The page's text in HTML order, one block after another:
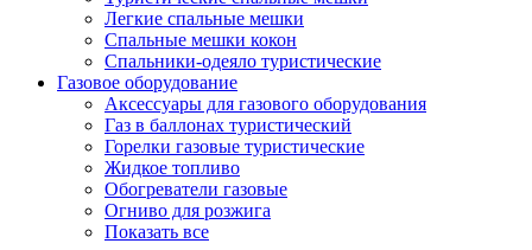
Легкие спальные мешки
Спальные мешки кокон
Спальники-одеяло туристические
Газовое оборудование
Аксессуары для газового оборудования
Газ в баллонах туристический
Горелки газовые туристические
Жидкое топливо
Обогреватели газовые
Огниво для розжига
Показать все